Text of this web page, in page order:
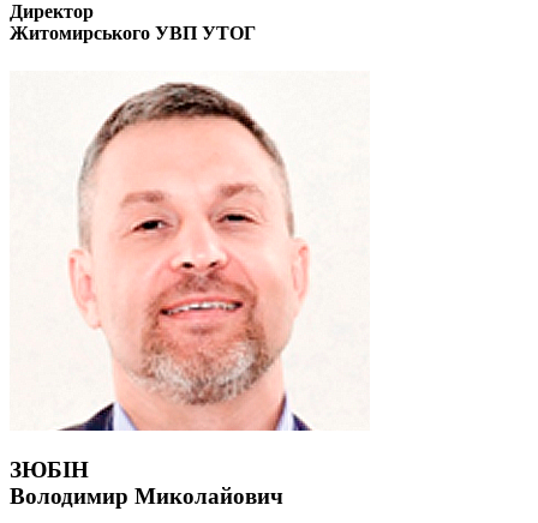
Директор
Житомирського УВП УТОГ
ЗЮБІН
Володимир Миколайович